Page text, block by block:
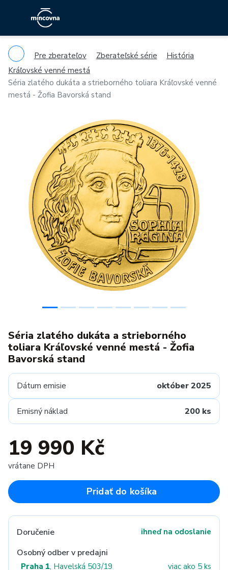
Pre zberateľov Zberateľské série
História
Kráľovské venné mestá
Séria zlatého dukáta a strieborného toliara Kráľovské venné
mestá - Žofia Bavorská stand
Previous
Séria zlatého dukáta a strieborného
toliara Kráľovské venné mestá - Žofia
Bavorská stand
Dátum emisie október 2025
Emisný náklad 200 ks
19 990 Kč
vrátane DPH
Pridať do košíka
Doručenie ihneď na odoslanie
Osobný odber v predajni
Praha 1, Havelská 503/19
viac ako 5 ks